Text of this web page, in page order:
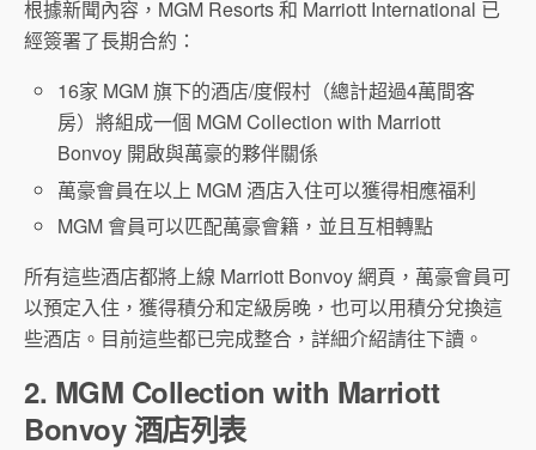
根據新聞內容，MGM Resorts 和 Marriott International 已
經簽署了長期合約：
16家 MGM 旗下的酒店/度假村（總計超過4萬間客
房）將組成一個 MGM Collection with Marriott
Bonvoy 開啟與萬豪的夥伴關係
萬豪會員在以上 MGM 酒店入住可以獲得相應福利
MGM 會員可以匹配萬豪會籍，並且互相轉點
所有這些酒店都將上線 Marriott Bonvoy 網頁，萬豪會員可
以預定入住，獲得積分和定級房晚，也可以用積分兌換這
些酒店。目前這些都已完成整合，詳細介紹請往下讀。
2. MGM Collection with Marriott
Bonvoy 酒店列表